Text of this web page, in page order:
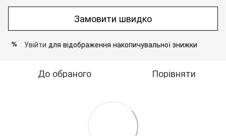
Замовити швидко
% Увійти для відображення накопичувальної знижки
До обраного Порівняти